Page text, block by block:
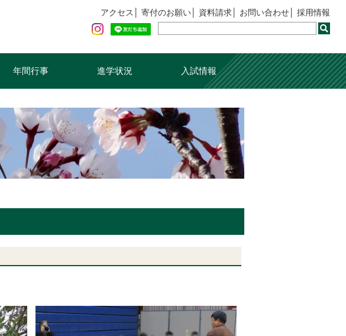
アクセス 寄付のお願い 資料請求 お問い合わせ 採用情報
年間行事 進学状況 入試情報